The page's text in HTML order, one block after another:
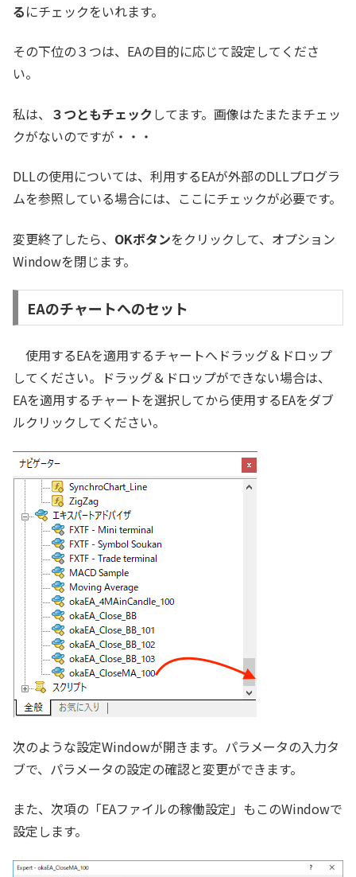
るにチェックをいれます。
その下位の３つは、EAの目的に応じて設定してくださ
い。
私は、 ３つともチェックしてます。画像はたまたまチェッ
クがないのですが・・・
DLLの使用については、利用するEAが外部のDLLプログラ
ムを参照している場合には、ここにチェックが必要です。
変更終了したら、 OKボタンをクリックして、オプション
Windowを閉じます。
EAのチャートへのセット
使用するEAを適用するチャートへドラッグ＆ドロップ
してください。ドラッグ＆ドロップができない場合は、
EAを適用するチャートを選択してから使用するEAをダブ
ルクリックしてください。
次のような設定Windowが開きます。パラメータの入力タ
ブで、パラメータの設定の確認と変更ができます。
また、次項の「EAファイルの稼働設定」もこのWindowで
設定します。